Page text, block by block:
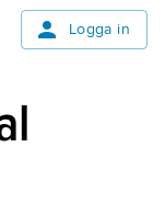
Logga in